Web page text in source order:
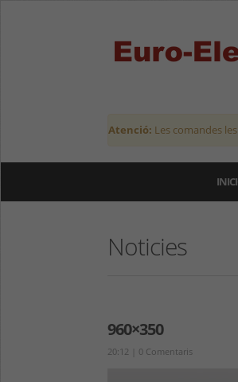
Atenció: Les comandes
Noticies
960×350
20:12 0 Comentaris